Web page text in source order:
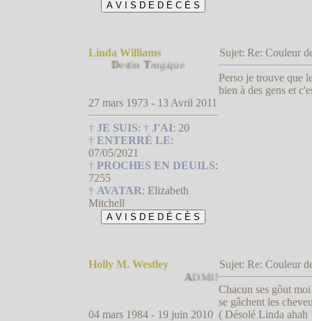
Linda Williams
estinTragique
27 mars 1973 - 13 Avril 2011
† JE SUIS: † J'AI: 20
† ENTERRÉ LE:
07/05/2021
† PROCHES EN DEUILS:
7255
† AVATAR: Elizabeth
Mitchell
Sujet: Re: Couleur
Perso je trouve que
bien à des gens et
Holly M. Westley
DMIN † QU'ON LUI
04 mars 1984 - 19 juin 2010
Sujet: Re: Couleur
Chacun ses gôut
se gâchent les
( Désolé Linda ahah